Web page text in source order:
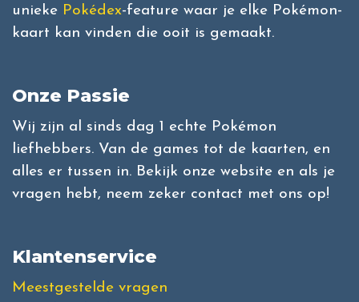
unieke Pokédex-feature waar je elke Pokémon-
kaart kan vinden die ooit is gemaakt.
Onze Passie
Wij zijn al sinds dag 1 echte Pokémon
liefhebbers. Van de games tot de kaarten, en
alles er tussen in. Bekijk onze website en als je
vragen hebt, neem zeker contact met ons op!
Klantenservice
Meestgestelde vragen